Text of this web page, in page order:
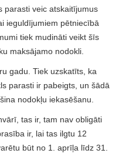
parasti veic atskaitījumus
ieguldījumiem pētniecībā
tiek mudināti veikt šīs
maksājamo nodokli.
gadu. Tiek uzskatīts, ka
parasti ir pabeigts, un šādā
nodokļu iekasēšanu.
tas ir, tam nav obligāti
ir, lai tas ilgtu 12
būt no 1. aprīļa līdz 31.